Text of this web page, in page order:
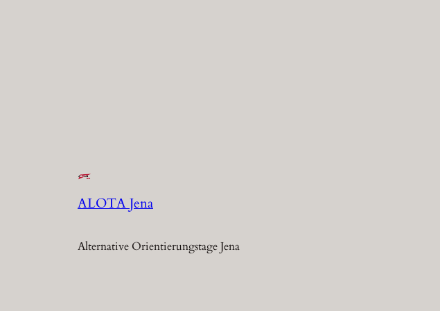
ALOTA Jena
Alternative Orientierungstage Jena